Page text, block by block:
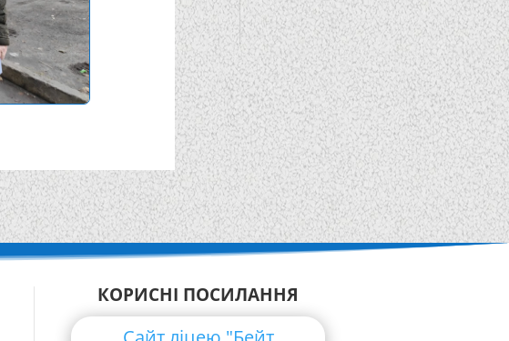
КОРИСНІ ПОСИЛАННЯ